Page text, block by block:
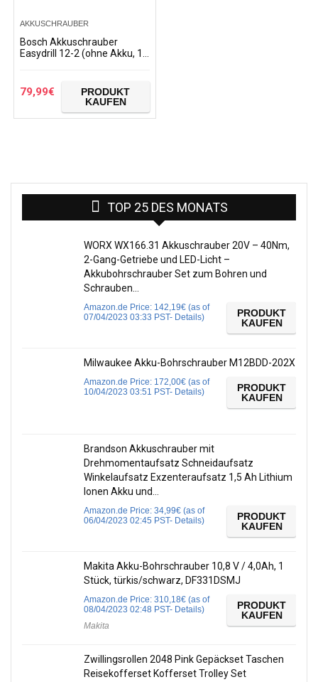
AKKUSCHRAUBER
Bosch Akkuschrauber
Easydrill 12-2 (ohne Akku, 12
79,99€
PRODUKT
KAUFEN
TOP 25 DES MONATS
WORX WX166.31 Akkuschrauber 20V – 40Nm,
2-Gang-Getriebe und LED-Licht –
Akkubohrschrauber Set zum Bohren und
Schrauben…
Amazon.de Price: 142,19€ (as of
07/04/2023 03:33 PST- Details)
PRODUKT
KAUFEN
Milwaukee Akku-Bohrschrauber M12BDD-202X
Amazon.de Price: 172,00€ (as of
10/04/2023 03:51 PST- Details)
PRODUKT
KAUFEN
Brandson Akkuschrauber mit
Drehmomentaufsatz Schneidaufsatz
Winkelaufsatz Exzenteraufsatz 1,5 Ah Lithium
Ionen Akku und…
Amazon.de Price: 34,99€ (as of
06/04/2023 02:45 PST- Details)
PRODUKT
KAUFEN
Makita Akku-Bohrschrauber 10,8 V / 4,0Ah, 1
Stück, türkis/schwarz, DF331DSMJ
Amazon.de Price: 310,18€ (as of
08/04/2023 02:48 PST- Details)
Makita
PRODUKT
KAUFEN
Zwillingsrollen 2048 Pink Gepäckset Taschen
Reisekofferset Kofferset Trolley Set